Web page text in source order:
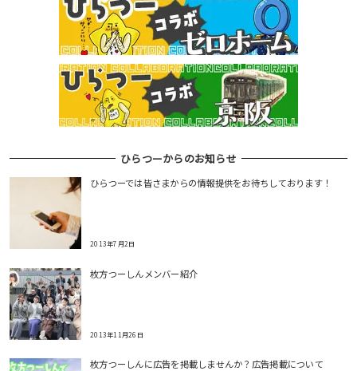
ひらつーからのお知らせ
ひらつーでは皆さまからの情報提供をお待ちしております！
2013年7月2日
枚方つーしんメンバー紹介
2013年11月26日
枚方つーしんに広告を掲載しませんか？広告掲載について